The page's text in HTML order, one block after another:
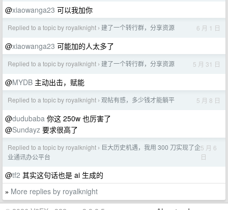
@xiaowanga23 可以我加你
Replied to a topic by royalknight › 建了一个转行群，分享资源 6 月 1 日
@xiaowanga23 可能加的人太多了
Replied to a topic by royalknight › 建了一个转行群，分享资源 5 月 31 日
@MYDB 主动出击，赋能
Replied to a topic by royalknight › 观帖有感，多少钱才能躺平 5 月 8 日
@dudubaba 你这 250w 也厉害了
@Sundayz 要求很高了
Replied to a topic by royalknight › 巨大历史机遇，我用 300 刀实现了企
业通讯办公平台
5 月 6
日
@tf2 其实这句话也是 ai 生成的
» More replies by royalknight